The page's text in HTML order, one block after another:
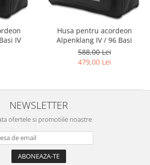
cu
IV
Husa pentru acordeon
Alpenklang IV / 96 Basi
588,00 Lei
479,00 Lei
NEWSLETTER
ofertele si promotiile noastre